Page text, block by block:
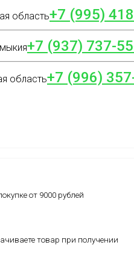
область+7 (995)
+7 (937) 737-
область+7 (996)
от 9000 рублей
товар при получении